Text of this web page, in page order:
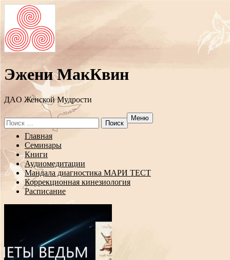
Эжени МакКвин
ДAO Женской Мудрости
Search
for:
Меню
Перейти
содержанию
Главная
Семинары
Книги
Аудиомедитации
Мандала диагностика МАРИ ТЕСТ
Коррекционная кинезиология
Расписание